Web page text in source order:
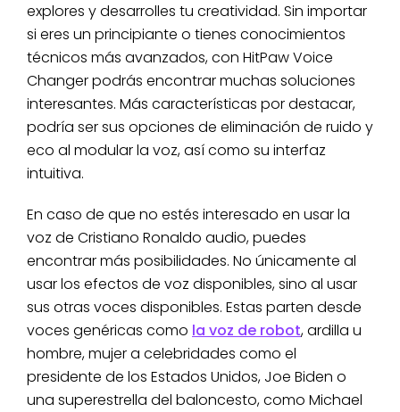
explores y desarrolles tu creatividad. Sin importar
si eres un principiante o tienes conocimientos
técnicos más avanzados, con HitPaw Voice
Changer podrás encontrar muchas soluciones
interesantes. Más características por destacar,
podría ser sus opciones de eliminación de ruido y
eco al modular la voz, así como su interfaz
intuitiva.
En caso de que no estés interesado en usar la
voz de Cristiano Ronaldo audio, puedes
encontrar más posibilidades. No únicamente al
usar los efectos de voz disponibles, sino al usar
sus otras voces disponibles. Estas parten desde
voces genéricas como la voz de robot, ardilla u
hombre, mujer a celebridades como el
presidente de los Estados Unidos, Joe Biden o
una superestrella del baloncesto, como Michael